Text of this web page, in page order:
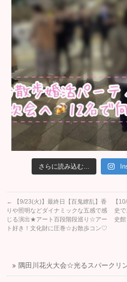
さらに読み込む...
←
【9/23(火)】最終日【百鬼繚乱】香
りや照明などダイナミックな五感で感
じる演出★アート百段階段巡り☆アー
ト好き！文化財に圧巻☆お散歩コン♡
【
史
史
隅田川花火大会☆光るスパークリ